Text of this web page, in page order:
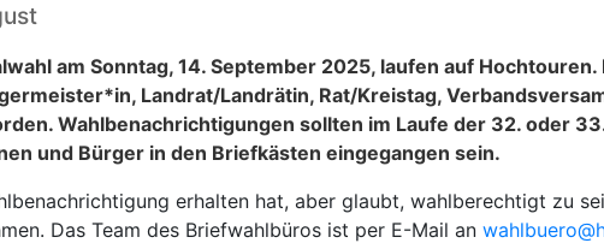
am Sonntag, 14. September 2025, laufen auf
Landrat/Landrätin, Rat/Kreistag,
Wahlbenachrichtigungen sollten im Laufe der 32. oder
und Bürger in den Briefkästen eingegangen sein.
erhalten hat, aber glaubt, wahlberechtigt zu
Das Team des Briefwahlbüros ist per E-Mail an